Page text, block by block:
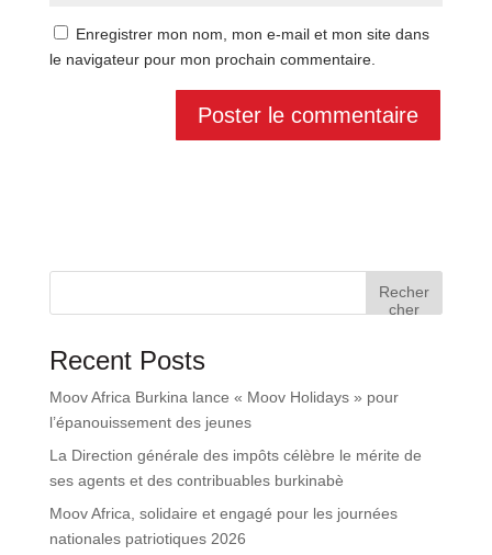
Enregistrer mon nom, mon e-mail et mon site dans
le navigateur pour mon prochain commentaire.
Recher
cher
Recent Posts
Moov Africa Burkina lance « Moov Holidays » pour
l’épanouissement des jeunes
La Direction générale des impôts célèbre le mérite de
ses agents et des contribuables burkinabè
Moov Africa, solidaire et engagé pour les journées
nationales patriotiques 2026